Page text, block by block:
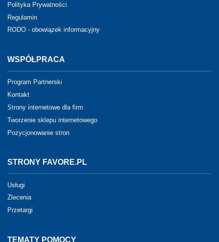
Polityka Prywatności
Regulamin
RODO - obowiązek informacyjny
WSPÓŁPRACA
Program Partnerski
Kontakt
Strony internetowe dla firm
Tworzenie sklepu internetowego
Pozycjonowanie stron
STRONY FAVORE.PL
Usługi
Zlecenia
Przetargi
TEMATY POMOCY